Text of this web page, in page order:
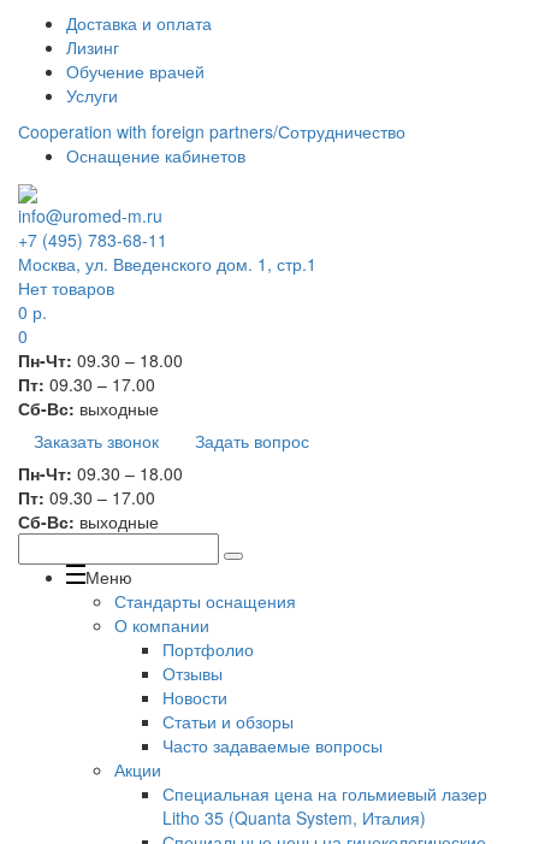
Доставка и оплата
Лизинг
Обучение врачей
Услуги
Сooperation with foreign partners/Сотрудничество
Оснащение кабинетов
info@uromed-m.ru
+7 (495) 783-68-11
Москва, ул. Введенского дом. 1, стр.1
Нет товаров
0 р.
0
Пн-Чт: 09.30 – 18.00
Пт: 09.30 – 17.00
Сб-Вс: выходные
Заказать звонок
Задать вопрос
Пн-Чт: 09.30 – 18.00
Пт: 09.30 – 17.00
Сб-Вс: выходные
Меню
Стандарты оснащения
О компании
Портфолио
Отзывы
Новости
Статьи и обзоры
Часто задаваемые вопросы
Акции
Специальная цена на гольмиевый лазер
Litho 35 (Quanta System, Италия)